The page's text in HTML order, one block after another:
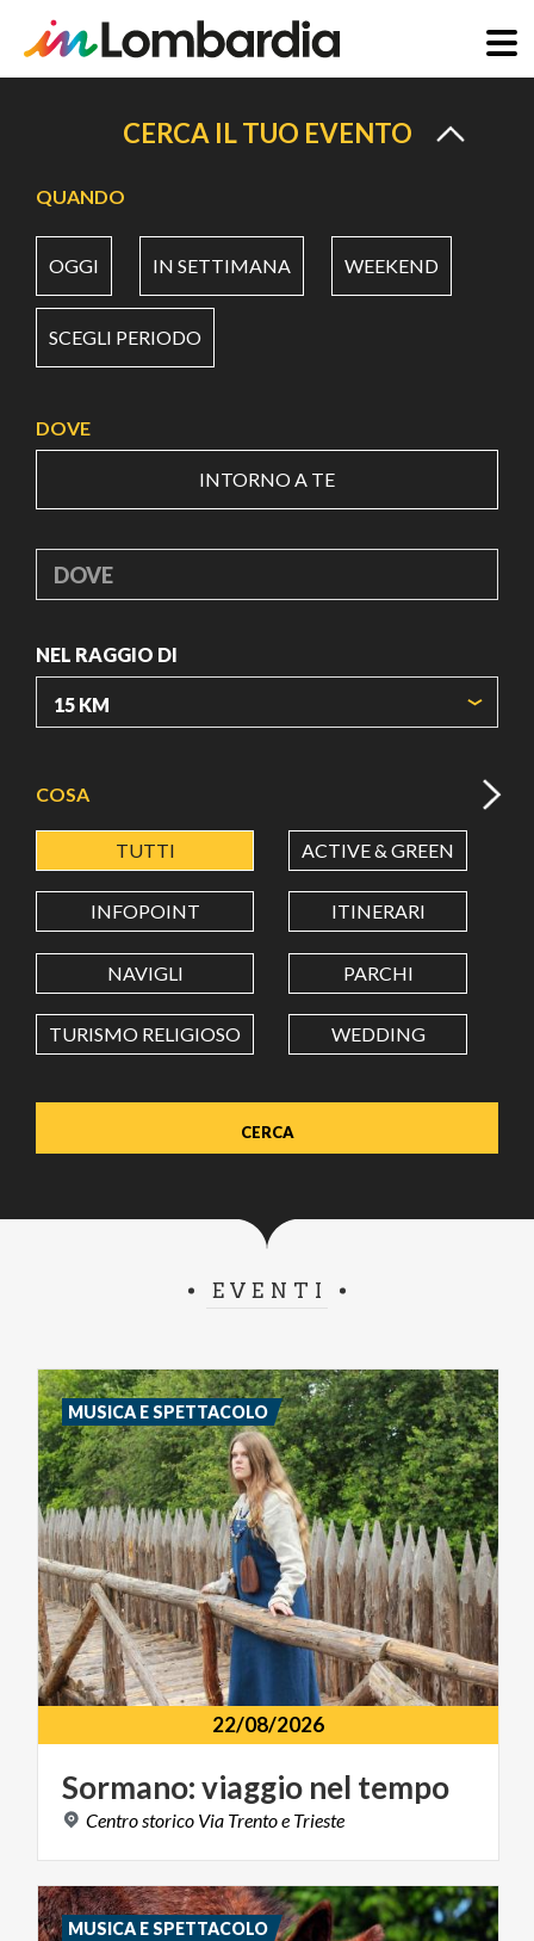
principale
CERCA IL TUO EVENTO
QUANDO
OGGI IN SETTIMANA WEEKEND
SCEGLI PERIODO
DOVE
INTORNO A TE
DOVE
NEL RAGGIO DI
LATITUDINE
LONGITUDINE
Value in decimal degrees. Use dot (.) as decimal separator.
COSA
TUTTI ACTIVE & GREEN
INFOPOINT ITINERARI
NAVIGLI PARCHI
TURISMO RELIGIOSO WEDDING
EVENTI
22/08/2026
Sormano:viaggio nel tempo
Centrostorico Via Trentoe Trieste
MUSICA E SPETTACOLO
MUSICA E SPETTACOLO